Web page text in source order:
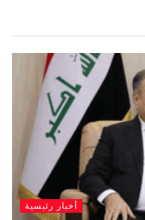
أخبار رئيسية